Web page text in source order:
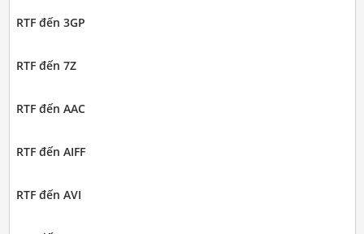
RTF đến 3GP
RTF đến 7Z
RTF đến AAC
RTF đến AIFF
RTF đến AVI